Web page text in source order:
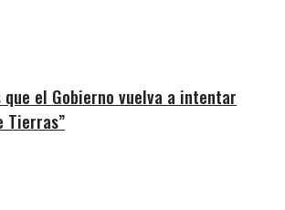
que el Gobierno vuelva a intentar
Tierras”